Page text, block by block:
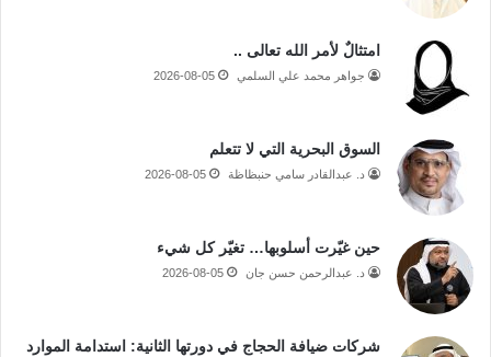
امتثالٌ لأمر الله تعالى ..
جواهر محمد علي السلمي 2026-08-05
السوق البحرية التي لا تتعلم
د. عبدالقادر سامي حنبظاظة 2026-08-05
حين غيّرت أسلوبها… تغيّر كل شيء
د. عبدالرحمن حسن جان 2026-08-05
شركات ضيافة الحجاج في دورتها الثانية: استدامة الموارد